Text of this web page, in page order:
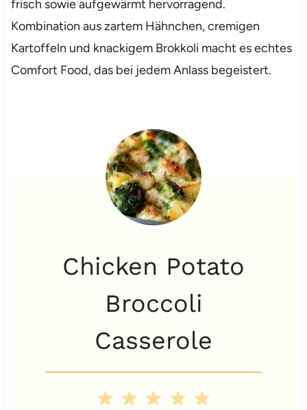
frisch sowie aufgewärmt hervorragend.
Kombination aus zartem Hähnchen, cremigen
Kartoffeln und knackigem Brokkoli macht es echtes
Comfort Food, das bei jedem Anlass begeistert.
Chicken Potato
Broccoli
Casserole
5
4
3
2
1